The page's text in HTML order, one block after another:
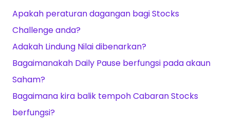
Apakah peraturan dagangan bagi Stocks
Challenge anda?
Adakah Lindung Nilai dibenarkan?
Bagaimanakah Daily Pause berfungsi pada akaun
Saham?
Bagaimana kira balik tempoh Cabaran Stocks
berfungsi?